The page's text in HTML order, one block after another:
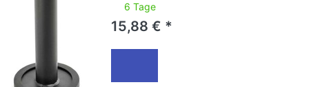
6 Tage
15,88 € *